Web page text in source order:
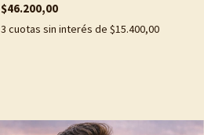
$46.200,00
3 cuotas sin interés de$15.400,00